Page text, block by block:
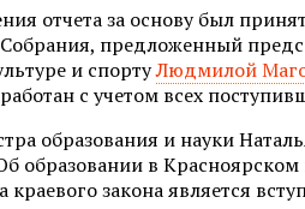
отчета за основу был
предложенный
и спортуЛюдмилой
с учетом всех
образования и науки
образовании в
краевого закона является